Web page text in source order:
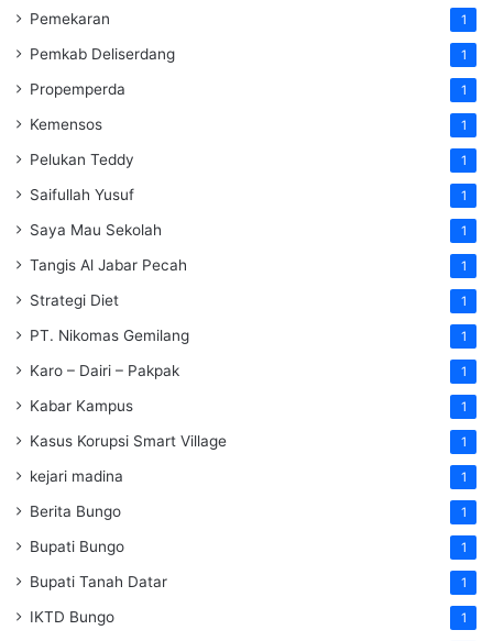
Pemekaran 1
Pemkab Deliserdang 1
Propemperda 1
Kemensos 1
Pelukan Teddy 1
Saifullah Yusuf 1
Saya Mau Sekolah 1
Tangis Al Jabar Pecah 1
Strategi Diet 1
PT. Nikomas Gemilang 1
Karo – Dairi – Pakpak 1
Kabar Kampus 1
Kasus Korupsi Smart Village 1
kejari madina 1
Berita Bungo 1
Bupati Bungo 1
Bupati Tanah Datar 1
IKTD Bungo 1